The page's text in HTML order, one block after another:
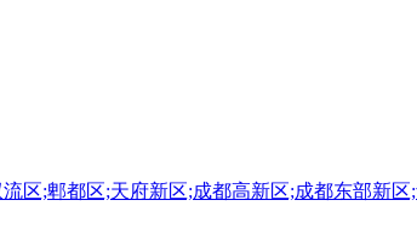
区;郫都区;天府新区;成都高新区;成都东部新